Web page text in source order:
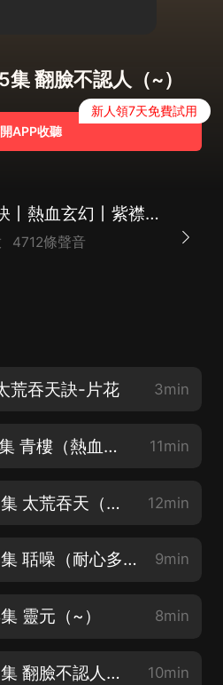
翻臉不認人（~）
APP收聽
新人領7天免費試用
太荒吞天訣丨熱血玄幻丨紫襟領銜有聲劇
4712條聲音
荒吞天訣-片花 3min
太荒吞天訣-第001集 青樓（熱血爽文，就是剛） 11min
太荒吞天訣-第002集 太荒吞天（閱讀榜單前5作品） 12min
太荒吞天訣-第003集 聒噪（耐心多聽聽，會很舒服呢） 9min
靈元（~） 8min
太荒吞天訣-第005集 翻臉不認人（~） 10min